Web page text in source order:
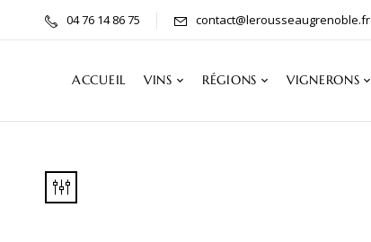
04 76 14 86 75 contact@lerousseaugrenoble.fr
ACCUEIL VINS RÉGIONS VIGNERONS